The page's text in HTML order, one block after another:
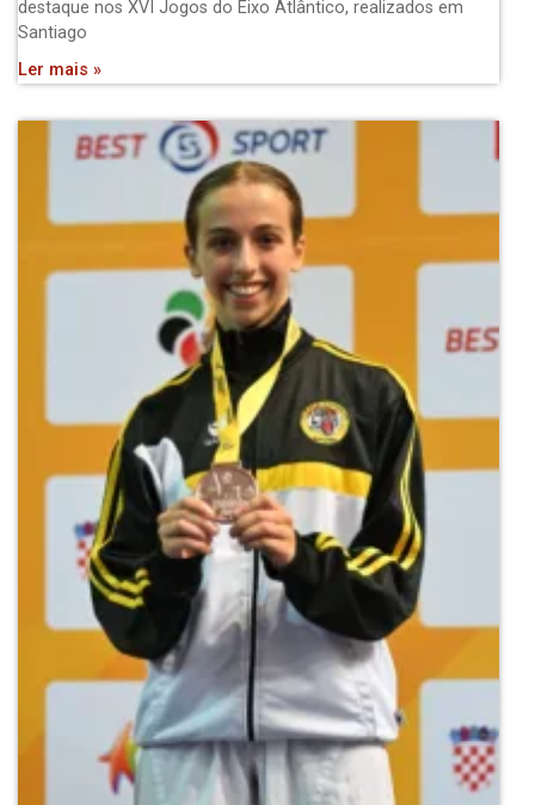
destaque nos XVI Jogos do Eixo Atlântico, realizados em
Santiago
Ler mais »